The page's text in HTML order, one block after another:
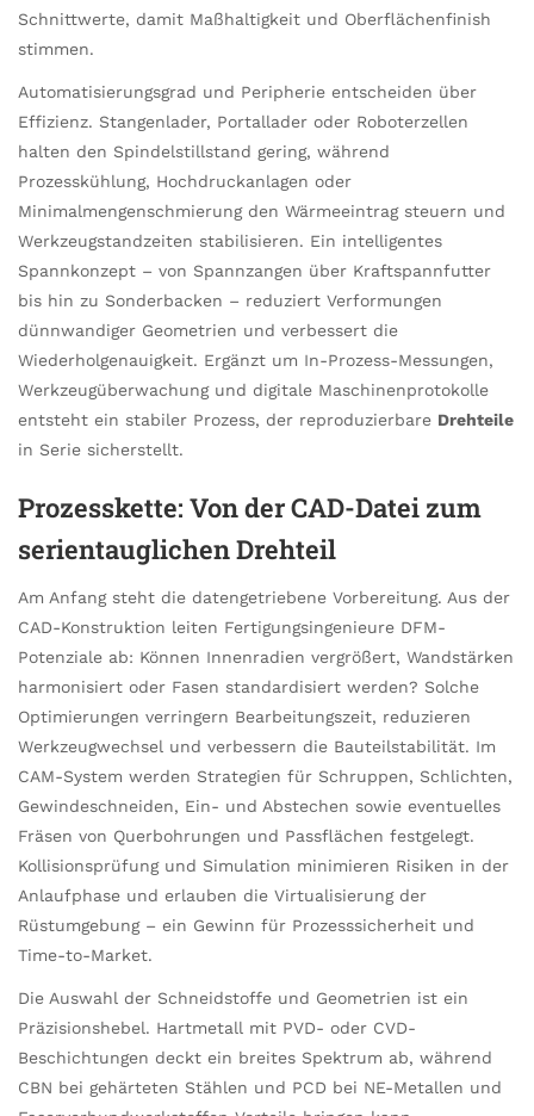
Schnittwerte, damit Maßhaltigkeit und Oberflächenfinish
stimmen.
Automatisierungsgrad und Peripherie entscheiden über
Effizienz. Stangenlader, Portallader oder Roboterzellen
halten den Spindelstillstand gering, während
Prozesskühlung, Hochdruckanlagen oder
Minimalmengenschmierung den Wärmeeintrag steuern und
Werkzeugstandzeiten stabilisieren. Ein intelligentes
Spannkonzept – von Spannzangen über Kraftspannfutter
bis hin zu Sonderbacken – reduziert Verformungen
dünnwandiger Geometrien und verbessert die
Wiederholgenauigkeit. Ergänzt um In-Prozess-Messungen,
Werkzeugüberwachung und digitale Maschinenprotokolle
entsteht ein stabiler Prozess, der reproduzierbare Drehteile
in Serie sicherstellt.
Prozesskette: Von der CAD-Datei zum
serientauglichen Drehteil
Am Anfang steht die datengetriebene Vorbereitung. Aus der
CAD-Konstruktion leiten Fertigungsingenieure DFM-
Potenziale ab: Können Innenradien vergrößert, Wandstärken
harmonisiert oder Fasen standardisiert werden? Solche
Optimierungen verringern Bearbeitungszeit, reduzieren
Werkzeugwechsel und verbessern die Bauteilstabilität. Im
CAM-System werden Strategien für Schruppen, Schlichten,
Gewindeschneiden, Ein- und Abstechen sowie eventuelles
Fräsen von Querbohrungen und Passflächen festgelegt.
Kollisionsprüfung und Simulation minimieren Risiken in der
Anlaufphase und erlauben die Virtualisierung der
Rüstumgebung – ein Gewinn für Prozesssicherheit und
Time-to-Market.
Die Auswahl der Schneidstoffe und Geometrien ist ein
Präzisionshebel. Hartmetall mit PVD- oder CVD-
Beschichtungen deckt ein breites Spektrum ab, während
CBN bei gehärteten Stählen und PCD bei NE-Metallen und